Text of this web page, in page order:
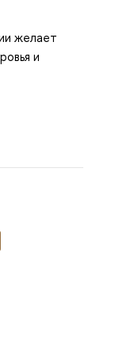
желает
и